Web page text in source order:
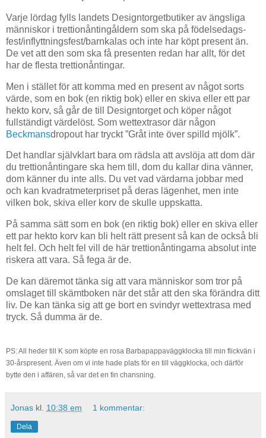
Varje lördag fylls landets Designtorgetbutiker av ängsliga
människor i trettionåntingåldern som ska på födelsedags-
fest/inflyttningsfest/barnkalas och inte har köpt present än.
De vet att den som ska få presenten redan har allt, för det
har de flesta trettionåntingar.
Men i stället för att komma med en present av något sorts
värde, som en bok (en riktig bok) eller en skiva eller ett par
hekto korv, så går de till Designtorget och köper något
fullständigt värdelöst. Som wettextrasor där någon
Beckmansdropout har tryckt ”Gråt inte över spilld mjölk”.
Det handlar självklart bara om rädsla att avslöja att dom där
du trettionåntingare ska hem till, dom du kallar dina vänner,
dom känner du inte alls. Du vet vad värdarna jobbar med
och kan kvadratmeterpriset på deras lägenhet, men inte
vilken bok, skiva eller korv de skulle uppskatta.
På samma sätt som en bok (en riktig bok) eller en skiva eller
ett par hekto korv kan bli helt rätt present så kan de också bli
helt fel. Och helt fel vill de här trettionåntingarna absolut inte
riskera att vara. Så fega är de.
De kan däremot tänka sig att vara människor som tror på
omslaget till skämtboken när det står att den ska förändra ditt
liv. De kan tänka sig att ge bort en svindyr wettextrasa med
tryck. Så dumma är de.
PS: All heder till K som köpte en rosa Barbapappaväggklocka till min flickvän i
30-årspresent. Även om vi inte hade plats för en till väggklocka, och därför
bytte den i affären, så var det en fin chansning.
Jonas kl. 10:38 em 1 kommentar:
Dela